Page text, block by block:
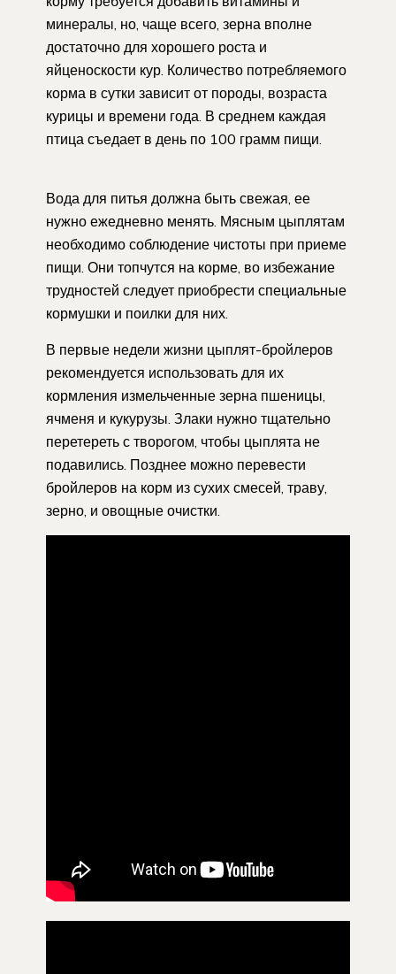
минералы, но, чаще всего, зерна вполне
достаточно для хорошего роста и
яйценоскости кур. Количество потребляемого
корма в сутки зависит от породы, возраста
курицы и времени года. В среднем каждая
птица съедает в день по 100 грамм пищи.
Вода для питья должна быть свежая, ее
нужно ежедневно менять. Мясным цыплятам
необходимо соблюдение чистоты при приеме
пищи. Они топчутся на корме, во избежание
трудностей следует приобрести специальные
кормушки и поилки для них.
В первые недели жизни цыплят-бройлеров
рекомендуется использовать для их
кормления измельченные зерна пшеницы,
ячменя и кукурузы. Злаки нужно тщательно
перетереть с творогом, чтобы цыплята не
подавились. Позднее можно перевести
бройлеров на корм из сухих смесей, траву,
зерно, и овощные очистки.